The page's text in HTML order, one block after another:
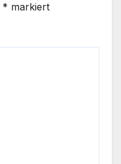
* markiert